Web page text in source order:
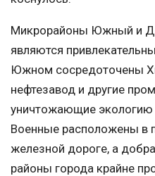
Микрорайоны Южный и
являются
Южном сосредоточены
нефтезавод и другие
уничтожающие экологию
Военные расположены в
железной дороге, а
районы города крайне